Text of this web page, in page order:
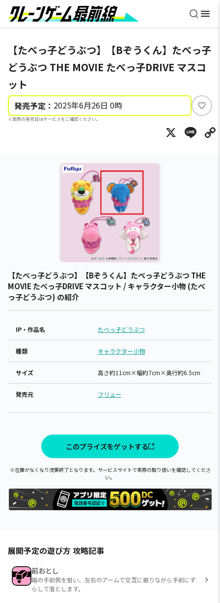
【たべっ子どうぶつ】【Bぞうくん】たべっ子
どうぶつ THE MOVIE たべっ子DRIVE マスコ
ット
発売予定： 2025年6月26日 0時
※実際の発売日はサービスをご確認ください。
い
ね
X
【たべっ子どうぶつ】【Bぞうくん】たべっ子どうぶつ THE
MOVIE たべっ子DRIVE マスコット / キャラクター小物 (たべ
っ子どうぶつ) の紹介
IP・作品名 たべっ子どうぶつ
種類 キャラクター小物
サイズ 高さ約11cm×幅約7cm×奥行約6.5cm
発売元 フリュー
このプライズをゲットする
※在庫がなくなり次第終了となります。サービスサイトで実際の取り扱いを確認してくださ
い。
展開予定の遊び方 攻略記事
前おとし
箱の手前側を狙い、左右のアームで交互に振りながら手前にず
らして落とします。